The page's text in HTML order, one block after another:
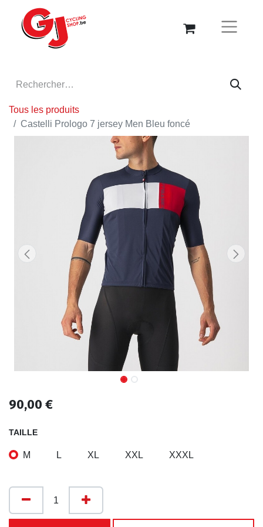
Tous les produits
Castelli Prologo 7 jersey Men Bleu foncé
90,00 €
TAILLE
M L XL XXL XXXL